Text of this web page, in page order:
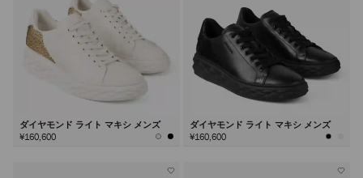
ダイヤモンド ライト マキシ メンズ
¥160,600
ダイヤモンド ライト マキシ メンズ
¥160,600